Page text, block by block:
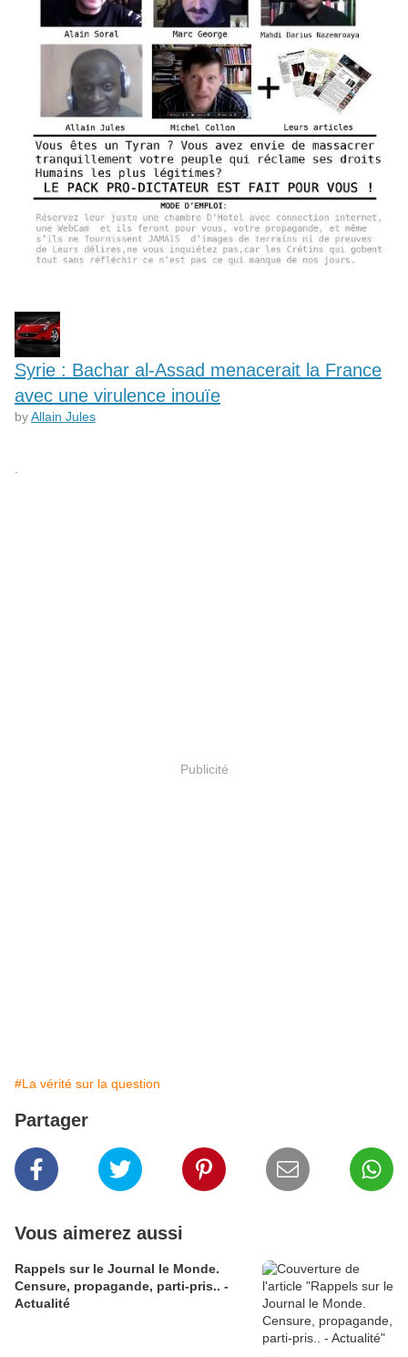
Syrie : Bachar al-Assad menacerait la France
avec une virulence inouïe
byAllain Jules
Publicité
#La vérité sur la question
Partager
Vous aimerez aussi
Rappels sur le Journal le Monde.
Censure, propagande, parti-pris.. -
Actualité